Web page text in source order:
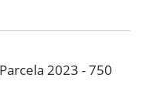
2023 - 750